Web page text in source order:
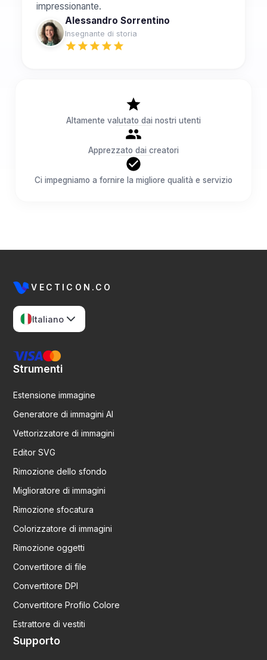
impressionante.
Alessandro Sorrentino
Insegnante di storia
Altamente valutato dai nostri utenti
Apprezzato dai creatori
Ci impegniamo a fornire la migliore qualità e servizio
VECTICON.CO
Italiano
Strumenti
Estensione immagine
Generatore di immagini AI
Vettorizzatore di immagini
Editor SVG
Rimozione dello sfondo
Miglioratore di immagini
Rimozione sfocatura
Colorizzatore di immagini
Rimozione oggetti
Convertitore di file
Convertitore DPI
Convertitore Profilo Colore
Estrattore di vestiti
Supporto